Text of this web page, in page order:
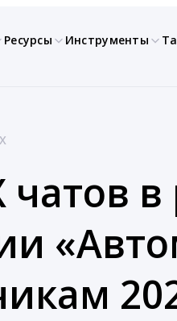
Ресурсы Инструменты
чатов